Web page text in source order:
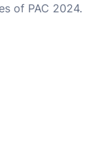
of PAC 2024.